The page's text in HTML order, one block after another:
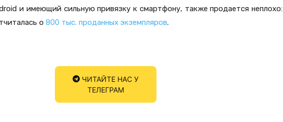
и имеющий сильную привязку к смартфону, также продается неплохо:
о 800 тыс. проданных экземпляров.
ЧИТАЙТЕ НАС У
ТЕЛЕГРАМ